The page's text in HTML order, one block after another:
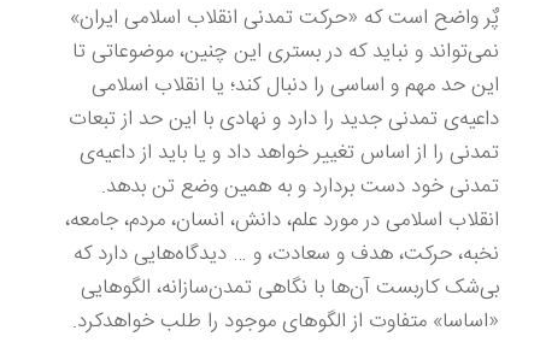
پٌر واضح است که «حرکت تمدنی انقلاب اسلامی ایران»
نمی‌تواند و نباید که در بستری این چنین، موضوعاتی تا
این حد مهم و اساسی را دنبال کند؛ یا انقلاب اسلامی
داعیه‌ی تمدنی جدید را دارد و نهادی با این حد از تبعات
تمدنی را از اساس تغییر خواهد داد و یا باید از داعیه‌ی
تمدنی خود دست بردارد و به همین وضع تن بدهد.
انقلاب اسلامی در مورد علم، دانش، انسان، مردم، جامعه،
نخبه، حرکت، هدف و سعادت، و … دیدگاه‌هایی دارد که
بی‌شک کاربست آن‌ها با نگاهی تمدن‌سازانه، الگوهایی
«اساسا» متفاوت از الگوهای موجود را طلب خواهدکرد.